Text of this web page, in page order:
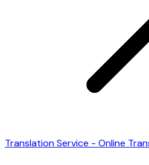
Translation Service - Online